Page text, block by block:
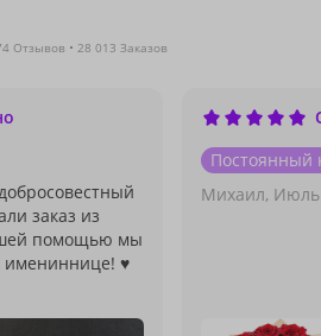
Отзывов 28 013 Заказов
заказ из
помощью мы
имениннице! ♥
Постоянный
Михаил, Июль